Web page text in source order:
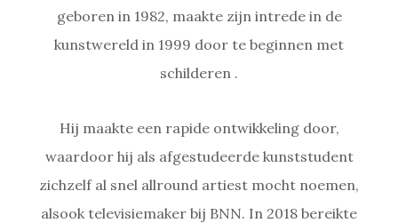
geboren in 1982, maakte zijn intrede in de
kunstwereld in 1999 door te beginnen met
schilderen .
Hij maakte een rapide ontwikkeling door,
waardoor hij als afgestudeerde kunststudent
zichzelf al snel allround artiest mocht noemen,
alsook televisiemaker bij BNN. In 2018 bereikte